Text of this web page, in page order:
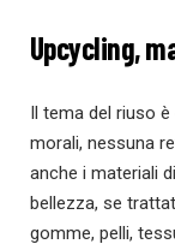
Upcycling,
Il tema del riuso
morali, nessuna
anche i materiali
bellezza, se
gomme, pelli,